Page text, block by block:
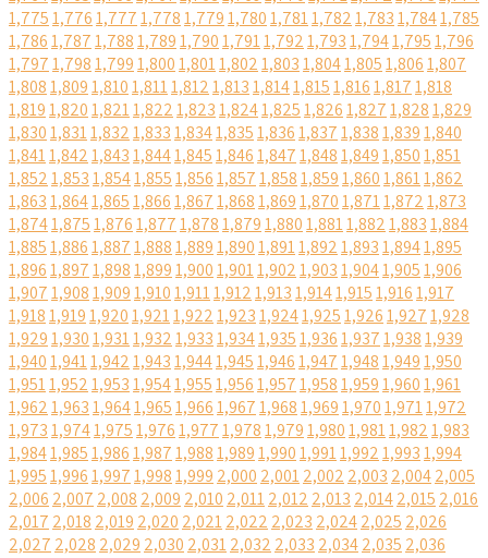
1,7751,7761,7771,7781,7791,7801,7811,7821,7831,7841,785
1,7861,7871,7881,7891,7901,7911,7921,7931,7941,7951,796
1,7971,7981,7991,8001,8011,8021,8031,8041,8051,8061,807
1,8081,8091,8101,8111,8121,8131,8141,8151,8161,8171,818
1,8191,8201,8211,8221,8231,8241,8251,8261,8271,8281,829
1,8301,8311,8321,8331,8341,8351,8361,8371,8381,8391,840
1,8411,8421,8431,8441,8451,8461,8471,8481,8491,8501,851
1,8521,8531,8541,8551,8561,8571,8581,8591,8601,8611,862
1,8631,8641,8651,8661,8671,8681,8691,8701,8711,8721,873
1,8741,8751,8761,8771,8781,8791,8801,8811,8821,8831,884
1,8851,8861,8871,8881,8891,8901,8911,8921,8931,8941,895
1,8961,8971,8981,8991,9001,9011,9021,9031,9041,9051,906
1,9071,9081,9091,9101,9111,9121,9131,9141,9151,9161,917
1,9181,9191,9201,9211,9221,9231,9241,9251,9261,9271,928
1,9291,9301,9311,9321,9331,9341,9351,9361,9371,9381,939
1,9401,9411,9421,9431,9441,9451,9461,9471,9481,9491,950
1,9511,9521,9531,9541,9551,9561,9571,9581,9591,9601,961
1,9621,9631,9641,9651,9661,9671,9681,9691,9701,9711,972
1,9731,9741,9751,9761,9771,9781,9791,9801,9811,9821,983
1,9841,9851,9861,9871,9881,9891,9901,9911,9921,9931,994
1,9951,9961,9971,9981,999 2,000 2,0012,002 2,003 2,0042,005
2,006 2,007 2,008 2,009 2,010 2,0112,012 2,013 2,0142,015 2,016
2,017 2,018 2,019 2,020 2,0212,022 2,023 2,0242,025 2,026
2,027 2,028 2,029 2,030 2,0312,032 2,033 2,0342,035 2,036